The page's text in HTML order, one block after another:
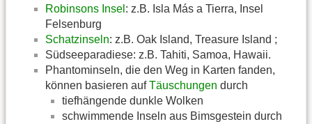
Robinsons Insel : z.B. Isla Más a Tierra, Insel
Felsenburg
Schatzinseln: z.B. Oak Island, Treasure Island ;
Südseeparadiese: z.B. Tahiti, Samoa, Hawaii.
Phantominseln, die den Weg in Karten fanden,
können basieren aufTäuschungen durch
tiefhängende dunkle Wolken
schwimmende Inseln aus Bimsgestein durch